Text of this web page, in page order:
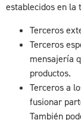
establecidos en la
Terceros
Terceros
mensajería
productos.
Terceros a
fusionar
También